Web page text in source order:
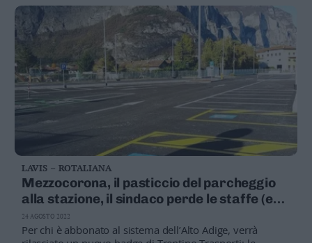
sindaco Conci: «Non c’è niente là sotto, non fermiamo
tutto»
LAVIS – ROTALIANA
Mezzocorona, il pasticcio del parcheggio
alla stazione, il sindaco perde le staffe (e
chiede ai pendolari di fare un’altra
tessera)
Per chi è abbonato al sistema dell’Alto Adige, verrà
24 AGOSTO 2022